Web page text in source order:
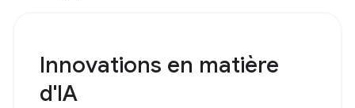
Innovations en matière
d'IA